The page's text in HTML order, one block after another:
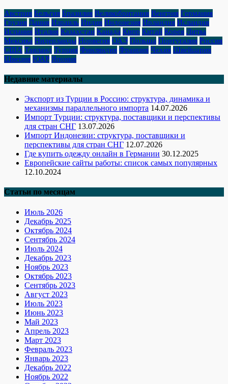
Австрия Бельгия Бразилия Великобритания Венгрия Германия
Грузия Дания Израиль Индия Индонезия Ирландия Исландия
Испания Италия Казахстан Канада Кипр Китай Корея Литва
Мексика Нидерланды Норвегия ОАЭ Польша Португалия Россия
США Таиланд Турция Финляндия Франция Чехия Швейцария
Швеция ЮАР Япония
Недавние материалы
Экспорт из Турции в Россию: структура, динамика и
механизмы параллельного импорта 14.07.2026
Импорт Турции: структура, поставщики и перспективы
для стран СНГ 13.07.2026
Импорт Индонезии: структура, поставщики и
перспективы для стран СНГ 12.07.2026
Где купить одежду онлайн в Германии 30.12.2025
Европейские сайты работы: список самых популярных
12.10.2024
Статьи по месяцам
Июль 2026
Декабрь 2025
Октябрь 2024
Сентябрь 2024
Июль 2024
Декабрь 2023
Ноябрь 2023
Октябрь 2023
Сентябрь 2023
Август 2023
Июль 2023
Июнь 2023
Май 2023
Апрель 2023
Март 2023
Февраль 2023
Январь 2023
Декабрь 2022
Ноябрь 2022